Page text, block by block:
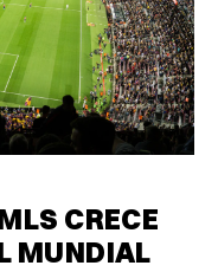
CRECE
MUNDIAL